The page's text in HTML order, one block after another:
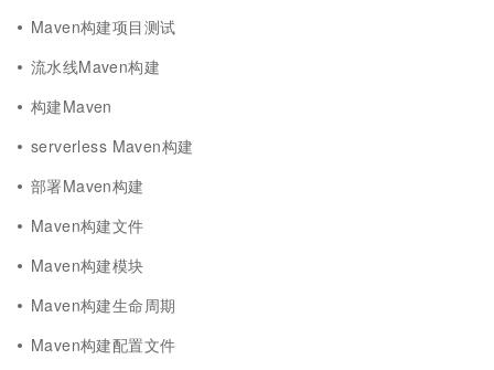
Maven构建项目测试
流水线Maven构建
构建Maven
serverless Maven构建
部署Maven构建
Maven构建文件
Maven构建模块
Maven构建生命周期
Maven构建配置文件